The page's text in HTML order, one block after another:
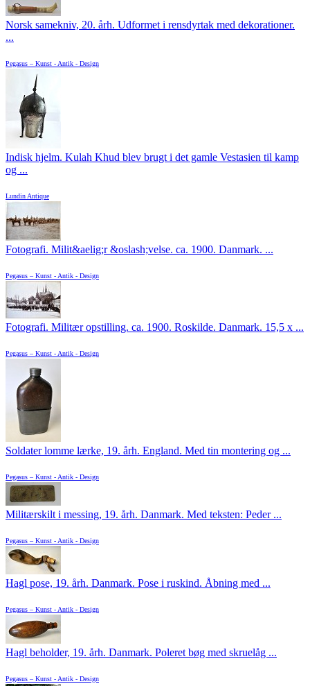
Norsk samekniv, 20. årh. Udformet i rensdyrtak med dekorationer.
...
Pegasus – Kunst - Antik - Design
Indisk hjelm. Kulah Khud blev brugt i det gamle Vestasien til kamp
og ...
Lundin Antique
Fotografi. Milit&aelig;r &oslash;velse. ca. 1900. Danmark. ...
Pegasus – Kunst - Antik - Design
Fotografi. Militær opstilling. ca. 1900. Roskilde. Danmark. 15,5 x ...
Pegasus – Kunst - Antik - Design
Soldater lomme lærke, 19. årh. England. Med tin montering og ...
Pegasus – Kunst - Antik - Design
Militærskilt i messing, 19. årh. Danmark. Med teksten: Peder ...
Pegasus – Kunst - Antik - Design
Hagl pose, 19. årh. Danmark. Pose i ruskind. Åbning med ...
Pegasus – Kunst - Antik - Design
Hagl beholder, 19. årh. Danmark. Poleret bøg med skruelåg ...
Pegasus – Kunst - Antik - Design